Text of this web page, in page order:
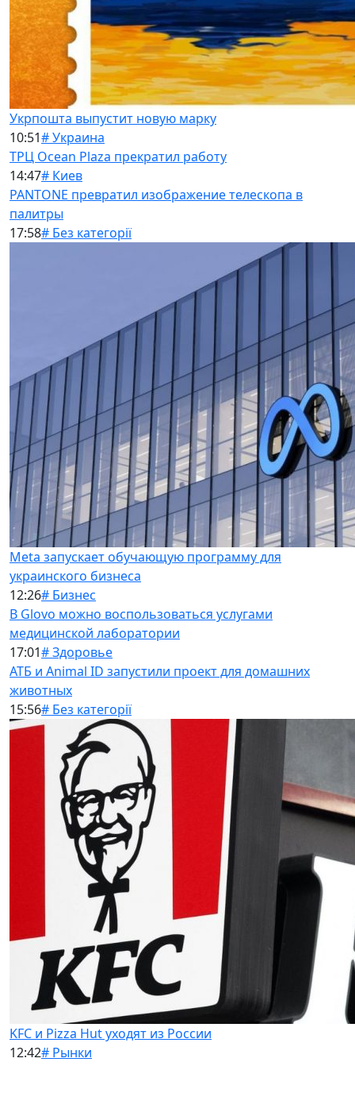
Укрпошта выпустит новую марку
10:51# Украина
ТРЦ Ocean Plaza прекратил работу
14:47# Киев
PANTONE превратил изображение телескопа в
палитры
17:58# Без категорії
Meta запускает обучающую программу для
украинского бизнеса
12:26# Бизнес
В Glovo можно воспользоваться услугами
медицинской лаборатории
17:01# Здоровье
АТБ и Animal ID запустили проект для домашних
животных
15:56# Без категорії
KFC и Pizza Hut уходят из России
12:42# Рынки